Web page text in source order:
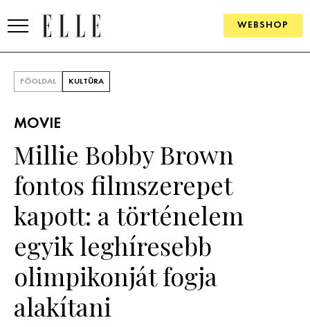
WEBSHOP
SZÉPSÉG
PSZICHÉ
ÉLETMÓD
PÁRKAPCSOLAT
FŐOLDAL KULTÚRA
MOVIE
Millie Bobby Brown
fontos filmszerepet
kapott: a történelem
egyik leghíresebb
olimpikonját fogja
alakítani